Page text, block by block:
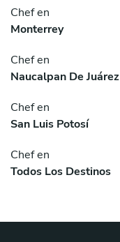
Chef en
Monterrey
Chef en
Naucalpan De Juárez
Chef en
San Luis Potosí
Chef en
Todos Los Destinos